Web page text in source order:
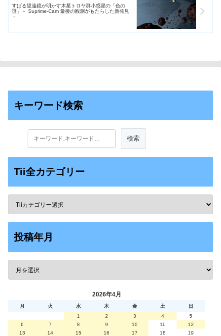
すばる望遠鏡が明かす木星トロヤ群小惑星の「色の
謎」－ Suprime-Cam 最後の観測がもたらした新発見
－
キーワード検索
Tii全カテゴリー
投稿年月
2026年4月
月 火 水 木 金 土
日
1
2 3 4
5
6
7 8 9 10 11
12
13
14 15 16 17 18
19